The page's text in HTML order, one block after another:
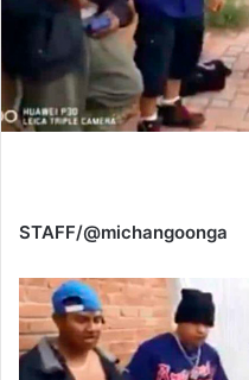
STAFF/@michangoonga